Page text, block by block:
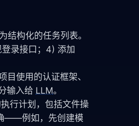
构化的任务列表。
录接口；4) 添加
使用的认证框架、
输入给 LLM。
行计划，包括文件操
——例如，先创建模